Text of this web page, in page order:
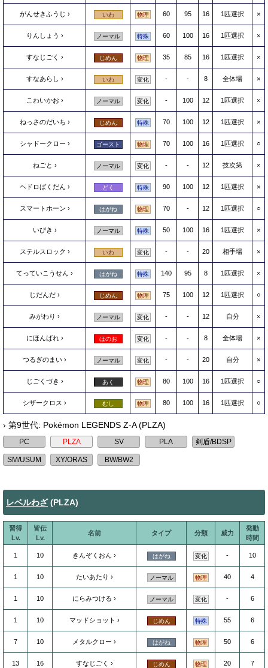
がんせきふうじ いわ 物理 60 95 16 1匹選択 ×
りんしょう ノーマル 特殊 60 100 16 1匹選択 ×
すなじごく じめん 物理 35 85 16 1匹選択 ×
すなあらし いわ 変化 - - 8 全体場 ×
こわいかお ノーマル 変化 - 100 12 1匹選択 ×
ねっさのだいち じめん 特殊 70 100 12 1匹選択 ×
シャドークロー ゴースト 物理 70 100 16 1匹選択 ○
ねごと ノーマル 変化 - - 12 技次第 ×
ヘドロばくだん どく 特殊 90 100 12 1匹選択 ×
スマートホーン はがね 物理 70 - 12 1匹選択 ○
いびき ノーマル 特殊 50 100 16 1匹選択 ×
ステルスロック いわ 変化 - - 20 相手場 ×
てっていこうせん はがね 特殊 140 95 8 1匹選択 ×
じだんだ じめん 物理 75 100 12 1匹選択 ○
みがわり ノーマル 変化 - - 12 自分 ×
にほんばれ ほのお 変化 - - 8 全体場 ×
つるぎのまい ノーマル 変化 - - 20 自分 ×
じごくづき あく 物理 80 100 16 1匹選択 ○
シザークロス むし 物理 80 100 16 1匹選択 ○
› 第9世代: Pokémon LEGENDS Z-A (PLZA)
レベルわざ(PLZA)
習得
Lv.
皆伝
Lv.
名前 タイプ 分類 威力
発動
時間
1 10 きんぞくおん はがね 変化 - 10
1 10 たいあたり ノーマル 物理 40 4
1 10 にらみつける ノーマル 変化 - 6
1 10 マッドショット じめん 特殊 55 6
7 10 メタルクロー はがね 物理 50 6
13 16 すなじごく じめん 物理 20 7